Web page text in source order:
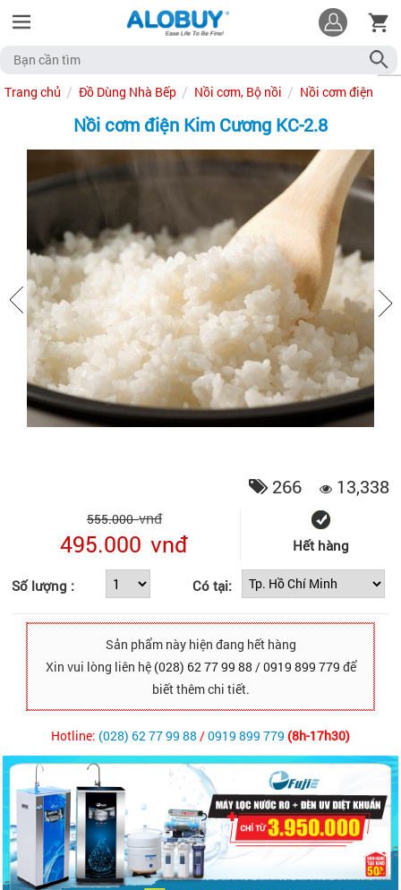
Trang chủ Đồ Dùng Nhà Bếp Nồi cơm, Bộ nồi Nồi cơm điện
Nồi cơm điện Kim Cương KC-2.8
266 13,338
555.000vnđ
495.000 vnđ Hết hàng
Số lượng : Có tại:
Sản phẩm này hiện đang hết hàng
Xin vui lòng liên hệ (028) 62 77 99 88 /0919 899 779 để
biết thêm chi tiết.
Hotline: (028) 62 77 99 88 /0919 899 779 (8h-17h30)